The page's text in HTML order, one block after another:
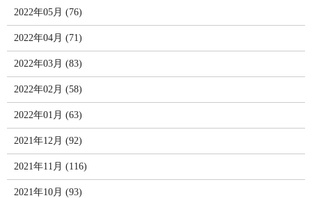
2022年05月 (76)
2022年04月 (71)
2022年03月 (83)
2022年02月 (58)
2022年01月 (63)
2021年12月 (92)
2021年11月 (116)
2021年10月 (93)